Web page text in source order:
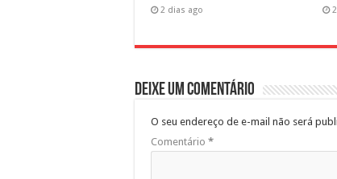
2 dias ago
Deixe um comentário
O seu endereço de e-mail não será
Comentário *